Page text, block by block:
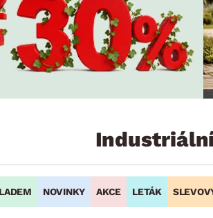
Hodiny
Vázy
Zobrazit vše
Sedací
NOVINKY AKCE LETÁK